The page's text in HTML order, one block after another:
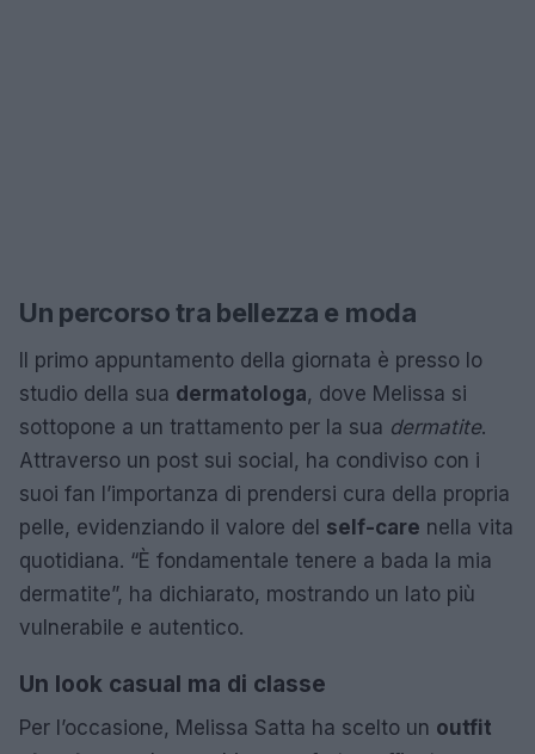
Un percorso tra bellezza e moda
Il primo appuntamento della giornata è presso lo
studio della sua dermatologa, dove Melissa si
sottopone a un trattamento per la sua dermatite.
Attraverso un post sui social, ha condiviso con i
suoi fan l’importanza di prendersi cura della propria
pelle, evidenziando il valore del self-care nella vita
quotidiana. “È fondamentale tenere a bada la mia
dermatite”, ha dichiarato, mostrando un lato più
vulnerabile e autentico.
Un look casual ma di classe
Per l’occasione, Melissa Satta ha scelto un outfit